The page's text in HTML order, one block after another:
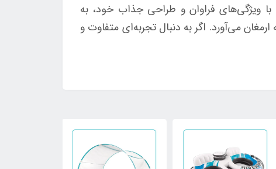
ویژگی‌های فراوان و طراحی جذاب خود، به
می‌آورد. اگر به دنبال تجربه‌ای متفاوت و